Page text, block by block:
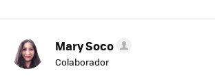
Mary Soco
Colaborador